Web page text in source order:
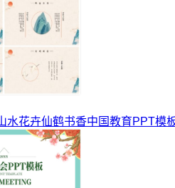
水花卉仙鹤书香中国教育PPT模